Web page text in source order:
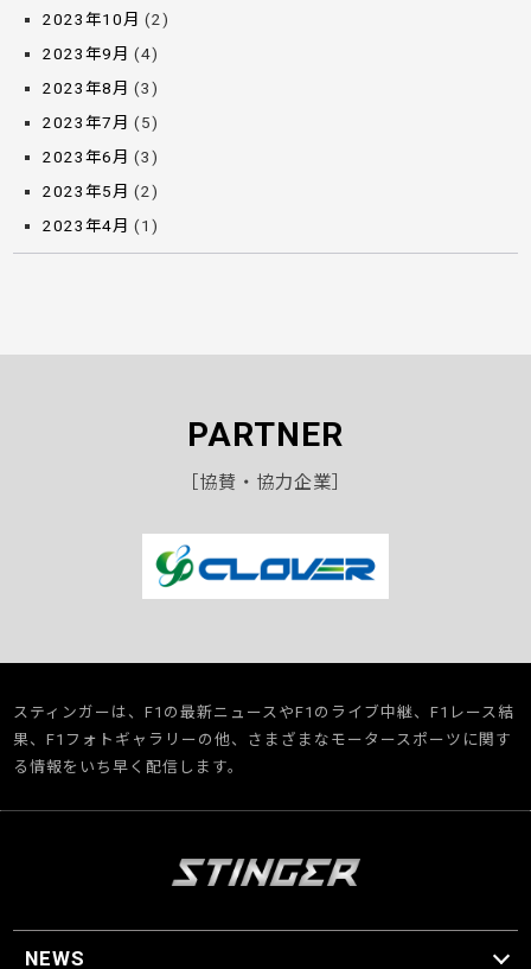
2023年10月 (2)
2023年9月 (4)
2023年8月 (3)
2023年7月 (5)
2023年6月 (3)
2023年5月 (2)
2023年4月 (1)
PARTNER
［協賛・協力企業］
スティンガーは、F1の最新ニュースやF1のライブ中継、F1レース結
果、F1フォトギャラリーの他、さまざまなモータースポーツに関す
る情報をいち早く配信します。
NEWS